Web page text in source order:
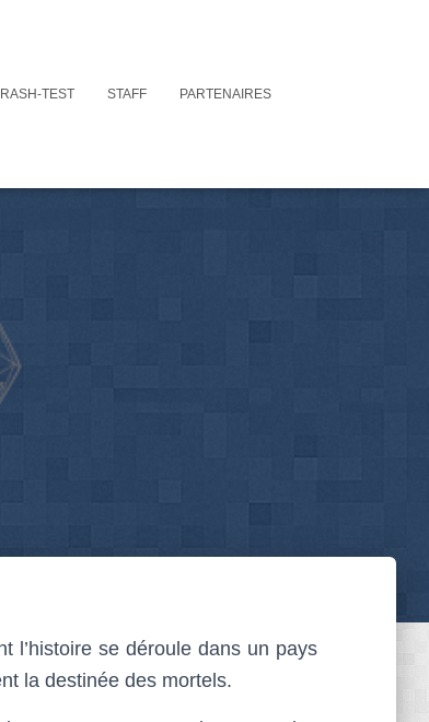
TEST STAFF PARTENAIRES
l’histoire se déroule dans un pays
la destinée des mortels.